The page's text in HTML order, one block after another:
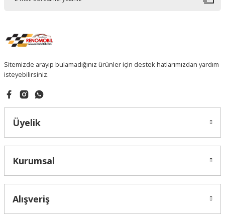
Sitemizde arayıp bulamadığınız ürünler için destek hatlarımızdan yardım
isteyebilirsiniz.
Üyelik
Kurumsal
Alışveriş